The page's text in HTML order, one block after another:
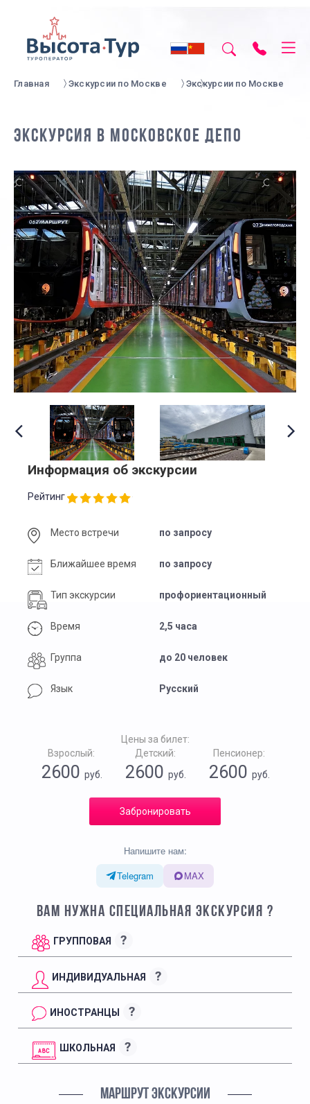
Главная Экскурсии по Москве Экскурсии по Москве
ЭКСКУРСИЯ В МОСКОВСКОЕ ДЕПО
Информация об экскурсии
Рейтинг
Место встречи по запросу
Ближайшее время по запросу
Тип экскурсии профориентационный
Время 2,5 часа
Группа до 20 человек
Язык Русский
Цены за билет:
Взрослый:
2600 руб.
Детский:
2600 руб.
Пенсионер:
2600руб.
Забронировать
Напишите нам:
Telegram
MAX
ВАМ НУЖНА СПЕЦИАЛЬНАЯ ЭКСКУРСИЯ ?
ГРУППОВАЯ ?
ИНДИВИДУАЛЬНАЯ ?
ИНОСТРАНЦЫ ?
ШКОЛЬНАЯ ?
МАРШРУТ ЭКСКУРСИИ